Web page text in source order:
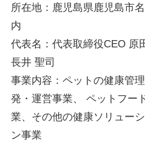
所在地：鹿児島県鹿児島市
内
代表名：代表取締役CEO 原
長井 聖司
事業内容：ペットの健康管
発・運営事業、 ペットフー
業、その他の健康ソリュー
ン事業